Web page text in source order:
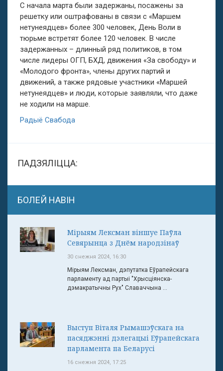
С начала марта были задержаны, посажены за
решетку или оштрафованы в связи с «Маршем
нетунеядцев» более 300 человек, День Воли в
тюрьме встретят более 120 человек. В числе
задержанных – длинный ряд политиков, в том
числе лидеры ОГП, БХД, движения «За свободу» и
«Молодого фронта», члены других партий и
движений, а также рядовые участники «Маршей
нетунеядцев» и люди, которые заявляли, что даже
не ходили на марше.
Радыё Свабода
ПАДЗЯЛІЦЦА:
БОЛЕЙ НАВІН
Мірыям Лексман віншуе Паўла
Севярынца з Днём народзінаў
30 снежня 2024, 16:30
Мірыям Лексман, дэпутатка Еўрапейскага
парламенту ад партыі "Хрысціянска-
дэмакратычны Рух" Славаччына ...
Выступ Віталя Рымашэўскага на
пасяджэнні дэлегацыі Еўрапейскага
парламента па Беларусі
16 снежня 2024, 17:25